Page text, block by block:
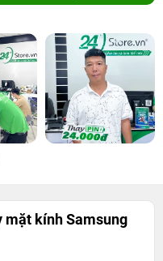
mặt kính Samsung